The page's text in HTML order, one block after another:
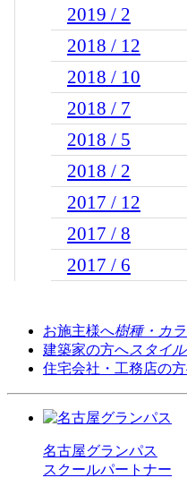
2019 / 2
2018 / 12
2018 / 10
2018 / 7
2018 / 5
2018 / 2
2017 / 12
2017 / 8
2017 / 6
お施主様へ樹種・カ
建築家の方へ スタイ
住宅会社・工務店の
名古屋グランパス
スクールパートナー